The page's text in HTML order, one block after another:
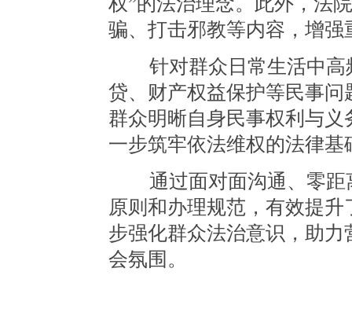
骗、打击邪教等内容，增
针对群众日常生活中高
贷、财产权益保护等民事
群众明晰自身民事权利与
一步筑牢依法维权的法律基
通过面对面沟通、零距
原则和办理规范，有效提
步强化群众法治意识，助
会氛围。